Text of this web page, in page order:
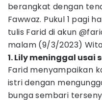
berangkat dengan
Fawwaz. Pukul 1 pagi
tulis Farid di akun
malam (9/3/2023)
1. Lily meninggal usai
Farid menyampaikan
istri dengan
bunga sembari